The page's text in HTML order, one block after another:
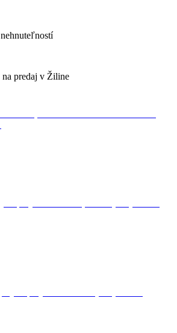
predaj v Žiline